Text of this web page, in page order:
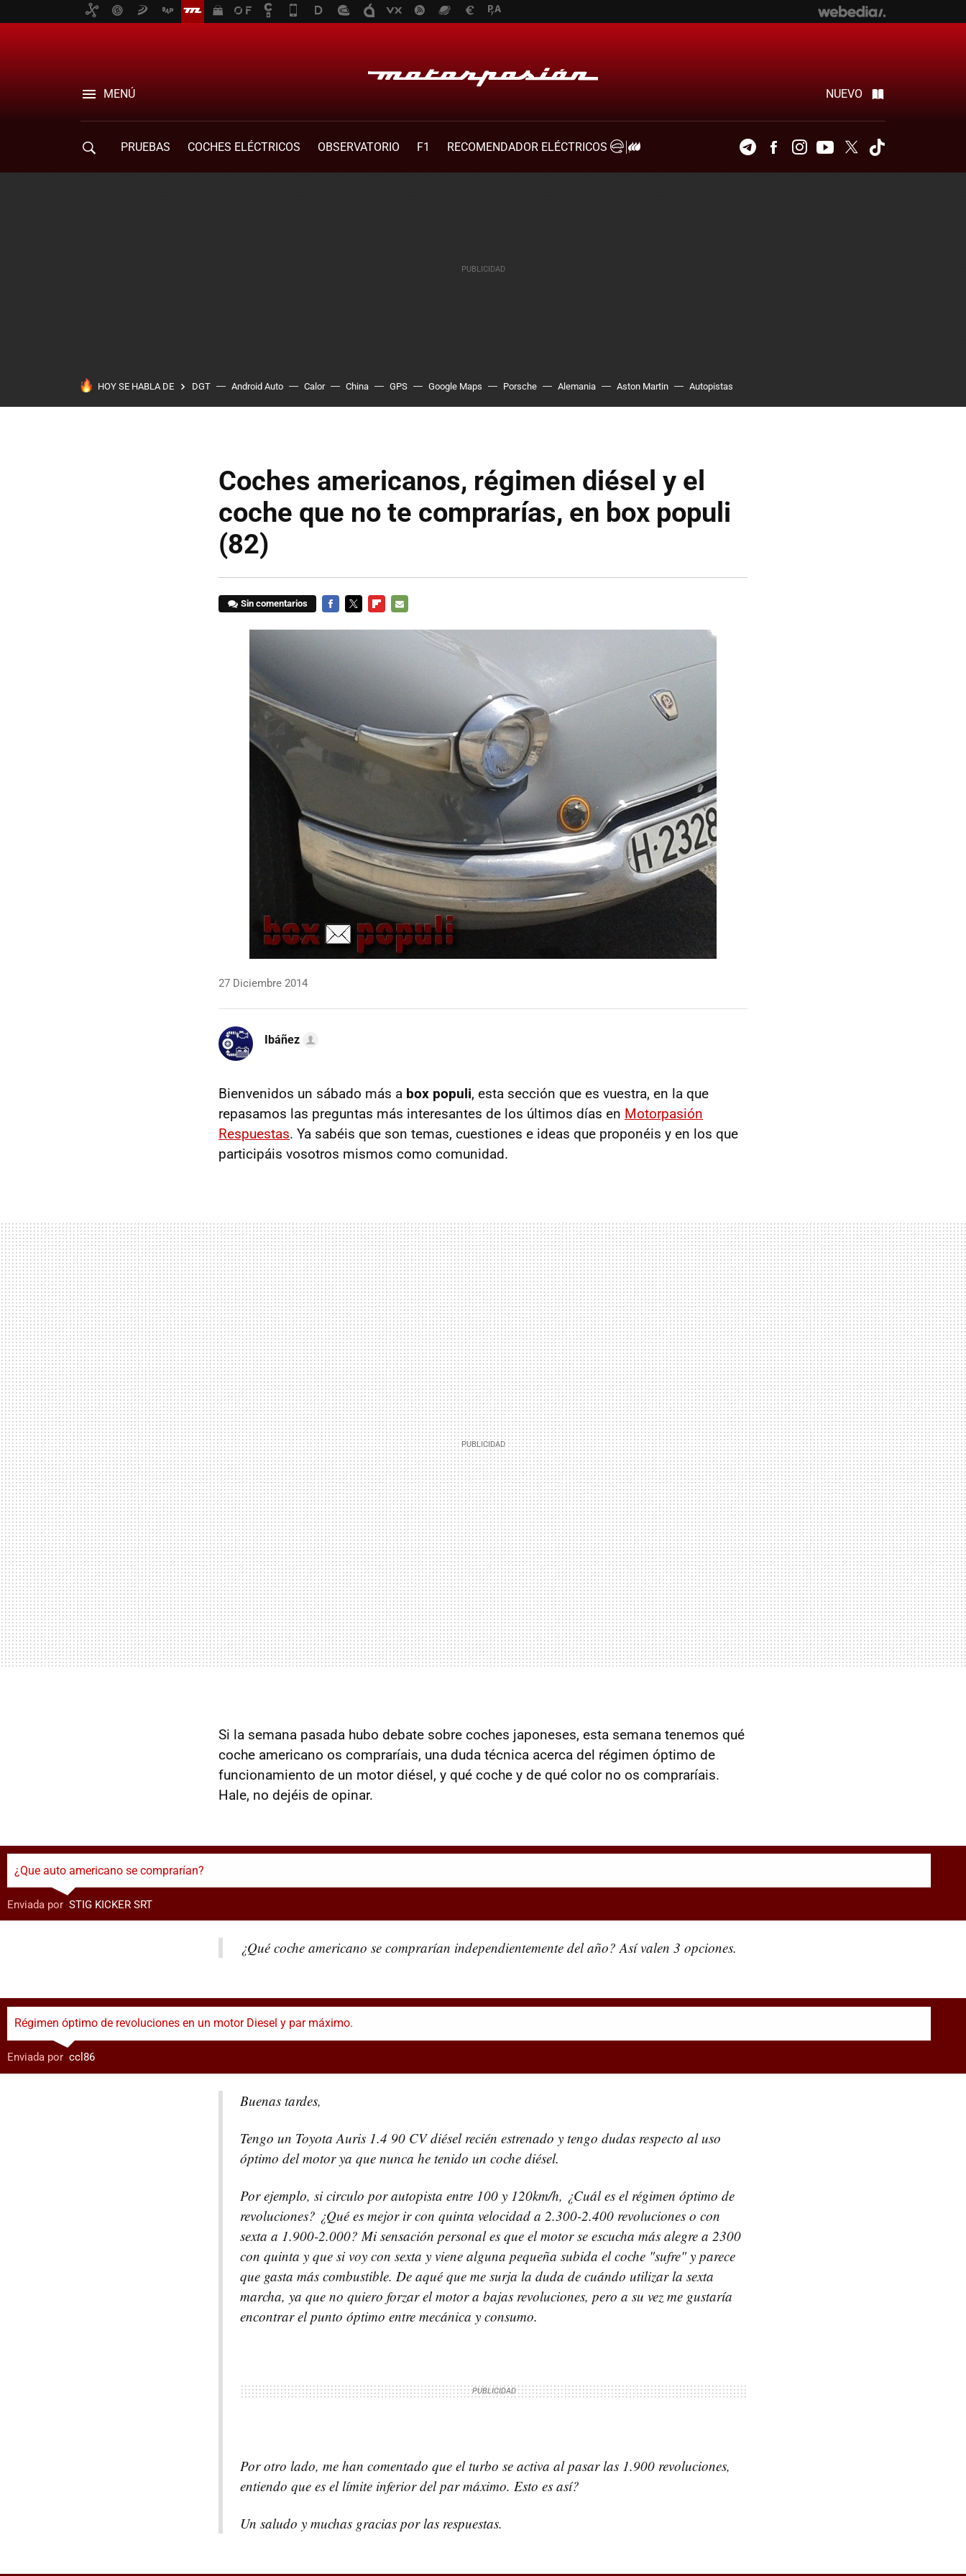
MENÚ NUEVO
PRUEBAS COCHES ELÉCTRICOS OBSERVATORIO F1
RECOMENDADOR ELÉCTRICOS
TelegramFacebookInstagramYoutubeTwitter
HOY SE HABLA DE DGT Android Auto Calor China GPS Google Maps Porsche Alemania Aston Martin Autopistas
Coches americanos, régimen diésel y el
coche que no te comprarías, en box populi
(82)
Sin comentarios
27 Diciembre 2014
Ibáñez
Bienvenidos un sábado más a box populi, esta sección que es vuestra, en la que
repasamos las preguntas más interesantes de los últimos días en Motorpasión
Respuestas. Ya sabéis que son temas, cuestiones e ideas que proponéis y en los que
participáis vosotros mismos como comunidad.
Si la semana pasada hubo debate sobre coches japoneses, esta semana tenemos qué
coche americano os compraríais, una duda técnica acerca del régimen óptimo de
funcionamiento de un motor diésel, y qué coche y de qué color no os compraríais.
Hale, no dejéis de opinar.
¿Que auto americano se comprarían?
Enviada por: STIG KICKER SRT
¿Qué coche americano se comprarían independientemente del año? Así valen 3 opciones.
Régimen óptimo de revoluciones en un motor Diesel y par máximo.
Enviada por: ccl86
Buenas tardes,
Tengo un Toyota Auris 1.4 90 CV diésel recién estrenado y tengo dudas respecto al uso
óptimo del motor ya que nunca he tenido un coche diésel.
Por ejemplo, si circulo por autopista entre 100 y 120km/h, ¿Cuál es el régimen óptimo de
revoluciones? ¿Qué es mejor ir con quinta velocidad a 2.300-2.400 revoluciones o con
sexta a 1.900-2.000? Mi sensación personal es que el motor se escucha más alegre a 2300
con quinta y que si voy con sexta y viene alguna pequeña subida el coche "sufre" y parece
que gasta más combustible. De aqué que me surja la duda de cuándo utilizar la sexta
marcha, ya que no quiero forzar el motor a bajas revoluciones, pero a su vez me gustaría
encontrar el punto óptimo entre mecánica y consumo.
Por otro lado, me han comentado que el turbo se activa al pasar las 1.900 revoluciones,
entiendo que es el límite inferior del par máximo. Esto es así?
Un saludo y muchas gracias por las respuestas.